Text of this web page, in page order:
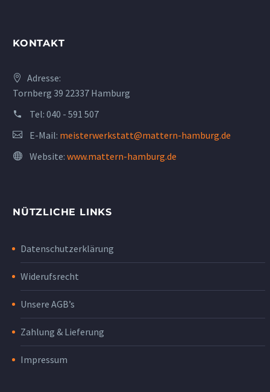
KONTAKT
Adresse:
Tornberg 39 22337 Hamburg
Tel: 040 - 591 507
E-Mail: meisterwerkstatt@mattern-hamburg.de
Website: www.mattern-hamburg.de
NÜTZLICHE LINKS
Datenschutzerklärung
Widerufsrecht
Unsere AGB’s
Zahlung & Lieferung
Impressum